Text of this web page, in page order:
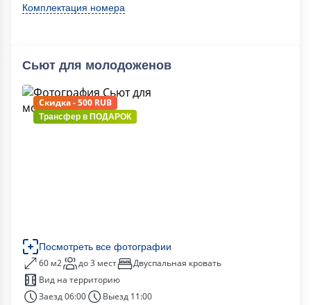
Комплектация номера
Сьют для молодоженов
Скидка - 500 RUB
Трансфер в ПОДАРОК
Посмотреть все фотографии
60 м2 до 3 мест
Двуспальная кровать
Вид на территорию
Заезд 06:00
Выезд 11:00